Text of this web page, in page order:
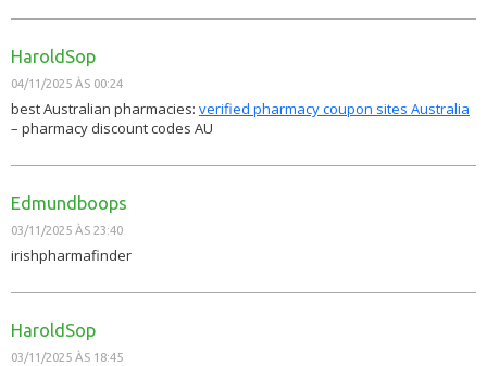
HaroldSop
04/11/2025 ÀS 00:24
best Australian pharmacies: verified pharmacy coupon sites Australia
– pharmacy discount codes AU
Edmundboops
03/11/2025 ÀS 23:40
irishpharmafinder
HaroldSop
03/11/2025 ÀS 18:45